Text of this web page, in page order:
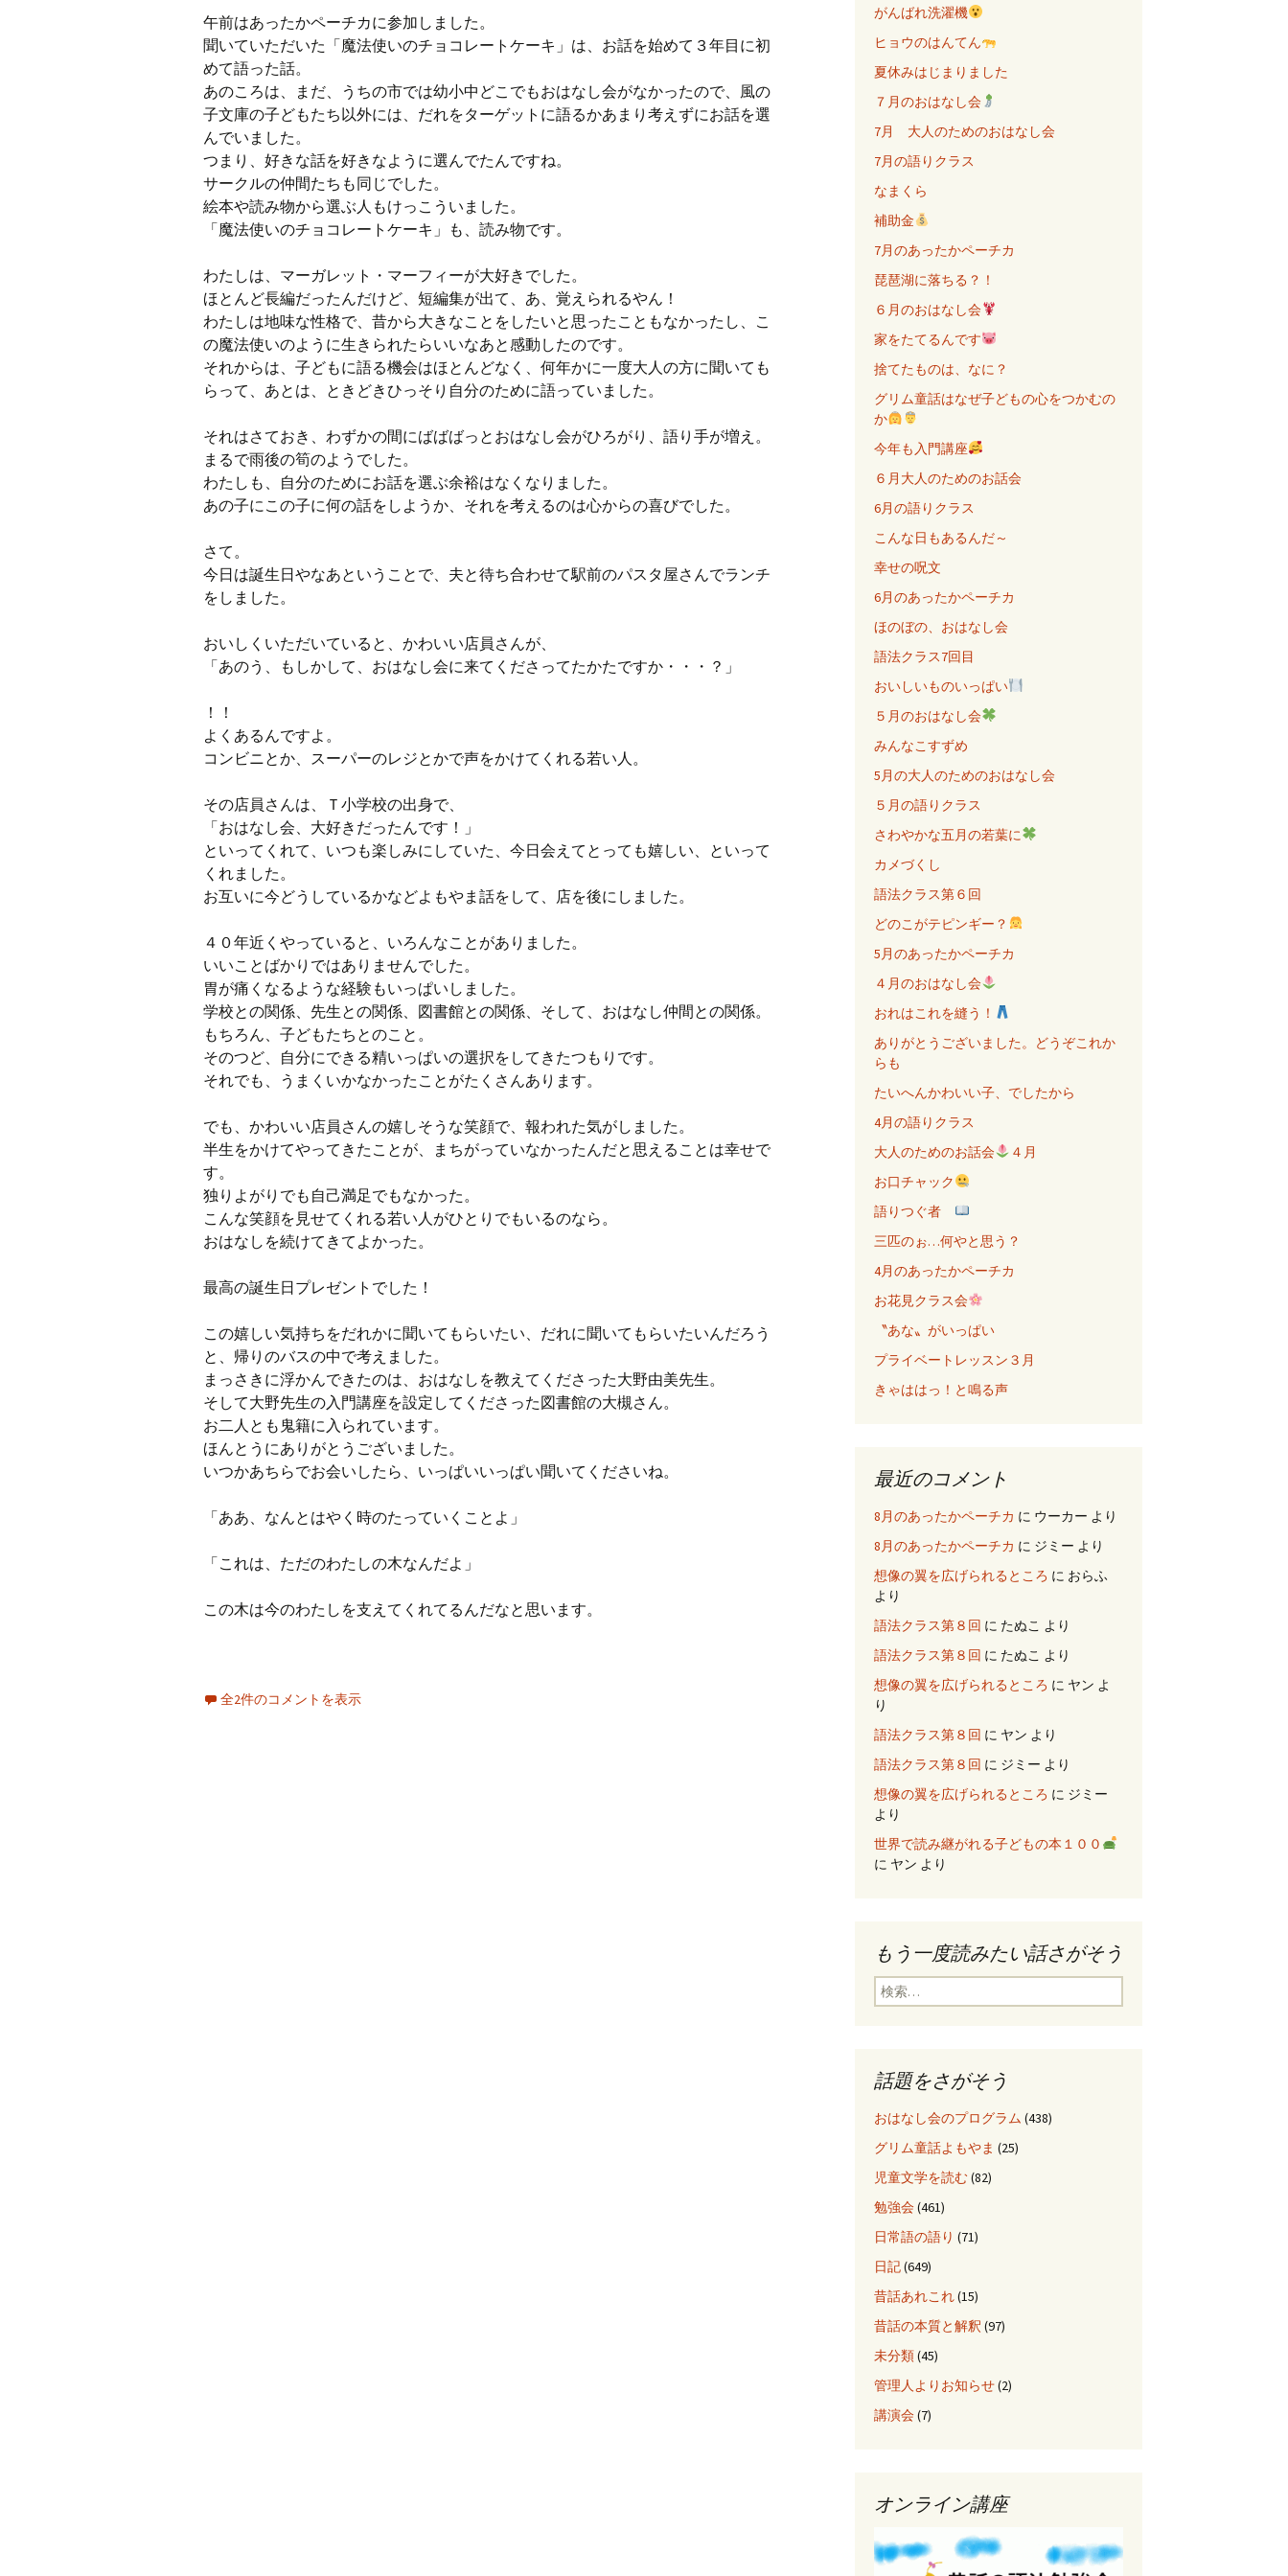
午前はあったかペーチカに参加しました。
聞いていただいた「魔法使いのチョコレートケーキ」は、お話を始めて３年目に初
めて語った話。
あのころは、まだ、うちの市では幼小中どこでもおはなし会がなかったので、風の
子文庫の子どもたち以外には、だれをターゲットに語るかあまり考えずにお話を選
んでいました。
つまり、好きな話を好きなように選んでたんですね。
サークルの仲間たちも同じでした。
絵本や読み物から選ぶ人もけっこういました。
「魔法使いのチョコレートケーキ」も、読み物です。
わたしは、マーガレット・マーフィーが大好きでした。
ほとんど長編だったんだけど、短編集が出て、あ、覚えられるやん！
わたしは地味な性格で、昔から大きなことをしたいと思ったこともなかったし、こ
の魔法使いのように生きられたらいいなあと感動したのです。
それからは、子どもに語る機会はほとんどなく、何年かに一度大人の方に聞いても
らって、あとは、ときどきひっそり自分のために語っていました。
それはさておき、わずかの間にばばばっとおはなし会がひろがり、語り手が増え。
まるで雨後の筍のようでした。
わたしも、自分のためにお話を選ぶ余裕はなくなりました。
あの子にこの子に何の話をしようか、それを考えるのは心からの喜びでした。
さて。
今日は誕生日やなあということで、夫と待ち合わせて駅前のパスタ屋さんでランチ
をしました。
おいしくいただいていると、かわいい店員さんが、
「あのう、もしかして、おはなし会に来てくださってたかたですか・・・？」
！！
よくあるんですよ。
コンビニとか、スーパーのレジとかで声をかけてくれる若い人。
その店員さんは、Ｔ小学校の出身で、
「おはなし会、大好きだったんです！」
といってくれて、いつも楽しみにしていた、今日会えてとっても嬉しい、といって
くれました。
お互いに今どうしているかなどよもやま話をして、店を後にしました。
４０年近くやっていると、いろんなことがありました。
いいことばかりではありませんでした。
胃が痛くなるような経験もいっぱいしました。
学校との関係、先生との関係、図書館との関係、そして、おはなし仲間との関係。
もちろん、子どもたちとのこと。
そのつど、自分にできる精いっぱいの選択をしてきたつもりです。
それでも、うまくいかなかったことがたくさんあります。
でも、かわいい店員さんの嬉しそうな笑顔で、報われた気がしました。
半生をかけてやってきたことが、まちがっていなかったんだと思えることは幸せで
す。
独りよがりでも自己満足でもなかった。
こんな笑顔を見せてくれる若い人がひとりでもいるのなら。
おはなしを続けてきてよかった。
最高の誕生日プレゼントでした！
この嬉しい気持ちをだれかに聞いてもらいたい、だれに聞いてもらいたいんだろう
と、帰りのバスの中で考えました。
まっさきに浮かんできたのは、おはなしを教えてくださった大野由美先生。
そして大野先生の入門講座を設定してくださった図書館の大槻さん。
お二人とも鬼籍に入られています。
ほんとうにありがとうございました。
いつかあちらでお会いしたら、いっぱいいっぱい聞いてくださいね。
「ああ、なんとはやく時のたっていくことよ」
「これは、ただのわたしの木なんだよ」
この木は今のわたしを支えてくれてるんだなと思います。
全2件のコメントを表示
がんばれ洗濯機
ヒョウのはんてん
夏休みはじまりました
７月のおはなし会
7月 大人のためのおはなし会
7月の語りクラス
なまくら
補助金
7月のあったかペーチカ
琵琶湖に落ちる？！
６月のおはなし会
家をたてるんです
捨てたものは、なに？
グリム童話はなぜ子どもの心をつかむの
か
今年も入門講座
６月大人のためのお話会
6月の語りクラス
こんな日もあるんだ～
幸せの呪文
6月のあったかペーチカ
ほのぼの、おはなし会
語法クラス7回目
おいしいものいっぱい
５月のおはなし会
みんなこすずめ
5月の大人のためのおはなし会
５月の語りクラス
さわやかな五月の若葉に
カメづくし
語法クラス第６回
どのこがテピンギー？
5月のあったかペーチカ
４月のおはなし会
おれはこれを縫う！
ありがとうございました。どうぞこれか
らも
たいへんかわいい子、でしたから
4月の語りクラス
大人のためのお話会
４月
お口チャック
語りつぐ者
三匹のぉ…何やと思う？
4月のあったかペーチカ
お花見クラス会
〝あな〟がいっぱい
プライベートレッスン３月
きゃははっ！と鳴る声
最近のコメント
8月のあったかペーチカ に ウーカー より
8月のあったかペーチカ に ジミー より
想像の翼を広げられるところ に おらふ
より
語法クラス第８回 に たぬこ より
語法クラス第８回 に たぬこ より
想像の翼を広げられるところ に ヤン よ
り
語法クラス第８回 に ヤン より
語法クラス第８回 に ジミー より
想像の翼を広げられるところ に ジミー
より
世界で読み継がれる子どもの本１００
に ヤン より
もう一度読みたい話さがそう
検
索
話題をさがそう
おはなし会のプログラム (438)
グリム童話よもやま (25)
児童文学を読む(82)
勉強会(461)
日常語の語り (71)
日記(649)
昔話あれこれ(15)
昔話の本質と解釈 (97)
未分類(45)
管理人よりお知らせ(2)
講演会(7)
オンライン講座